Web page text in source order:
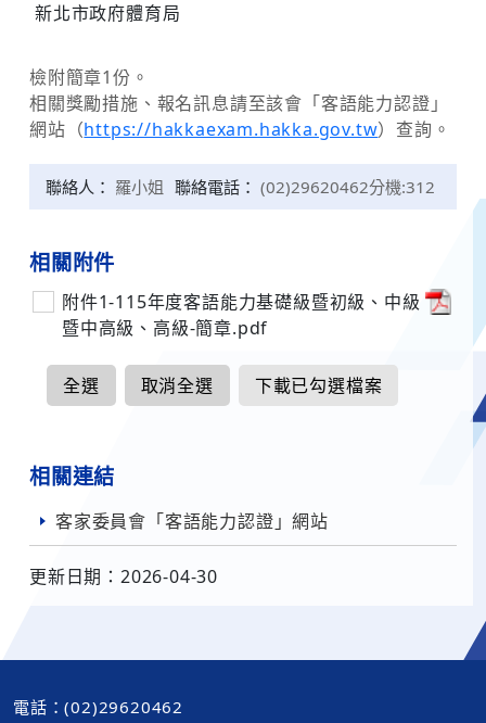
新北市政府體育局
檢附簡章1份。
相關獎勵措施、報名訊息請至該會「客語能力認證」
網站（https://hakkaexam.hakka.gov.tw）查詢。
聯絡人： 羅小姐 聯絡電話： (02)29620462分機:312
相關附件
附件1-115年度客語能力基礎級暨初級、中級
暨中高級、高級-簡章.pdf
全選 取消全選 下載已勾選檔案
相關連結
客家委員會「客語能力認證」網站
更新日期：2026-04-30
電話：(02)29620462